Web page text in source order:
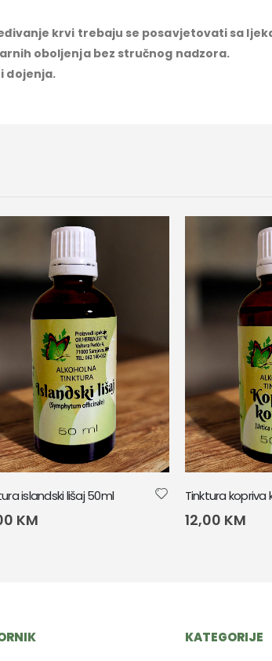
krvi trebaju se posavjetovati sa
oboljenja bez stručnog nadzora.
dojenja.
islandski lišaj 50ml
KM
Tinktura kopriva
12,00 KM
KATEGORIJE